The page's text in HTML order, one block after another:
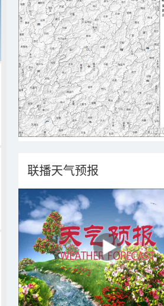
联播天气预报